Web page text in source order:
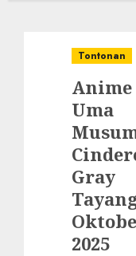
Tontonan
Anime
Uma
Gray
2025